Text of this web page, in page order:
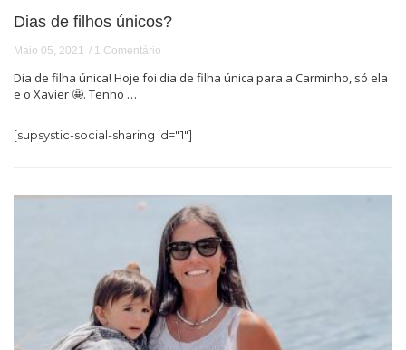
Dias de filhos únicos?
Maio 05, 2021 1 Comentário
Dia de filha única! Hoje foi dia de filha única para a Carminho, só ela
e o Xavier 🤩. Tenho …
[supsystic-social-sharing id="1"]